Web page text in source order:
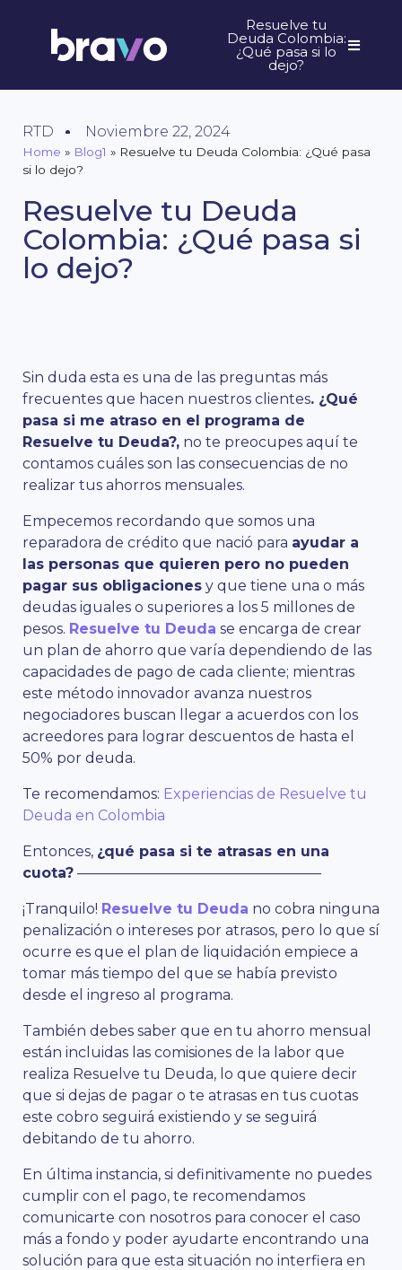
Resuelve tu
Deuda Colombia:
¿Qué pasa si lo
dejo?
RTD Noviembre 22, 2024
Home » Blog1 » Resuelve tu Deuda Colombia: ¿Qué pasa
si lo dejo?
Resuelve tu Deuda
Colombia: ¿Qué pasa si
lo dejo?
Sin duda esta es una de las preguntas más
frecuentes que hacen nuestros clientes. ¿Qué
pasa si me atraso en el programa de
Resuelve tu Deuda?, no te preocupes aquí te
contamos cuáles son las consecuencias de no
realizar tus ahorros mensuales.
Empecemos recordando que somos una
reparadora de crédito que nació para ayudar a
las personas que quieren pero no pueden
pagar sus obligaciones y que tiene una o más
deudas iguales o superiores a los 5 millones de
pesos. Resuelve tu Deuda se encarga de crear
un plan de ahorro que varía dependiendo de las
capacidades de pago de cada cliente; mientras
este método innovador avanza nuestros
negociadores buscan llegar a acuerdos con los
acreedores para lograr descuentos de hasta el
50% por deuda.
Te recomendamos: Experiencias de Resuelve tu
Deuda en Colombia
Entonces, ¿qué pasa si te atrasas en una
cuota? —————————————————
¡Tranquilo! Resuelve tu Deuda no cobra ninguna
penalización o intereses por atrasos, pero lo que sí
ocurre es que el plan de liquidación empiece a
tomar más tiempo del que se había previsto
desde el ingreso al programa.
También debes saber que en tu ahorro mensual
están incluidas las comisiones de la labor que
realiza Resuelve tu Deuda, lo que quiere decir
que si dejas de pagar o te atrasas en tus cuotas
este cobro seguirá existiendo y se seguirá
debitando de tu ahorro.
En última instancia, si definitivamente no puedes
cumplir con el pago, te recomendamos
comunicarte con nosotros para conocer el caso
más a fondo y poder ayudarte encontrando una
solución para que esta situación no interfiera en